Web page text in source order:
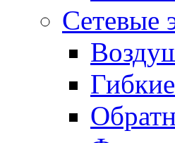
Сетевые